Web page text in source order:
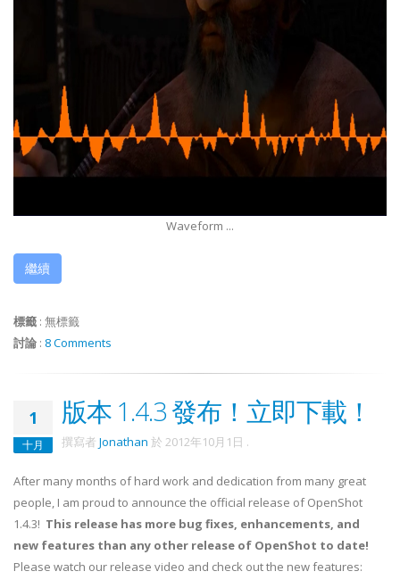
Waveform ...
繼續
標籤 : 無標籤
討論 : 8 Comments
1
十月
版本 1.4.3 發布！立即下載！
撰寫者 Jonathan 於 2012年10月1日 .
After many months of hard work and dedication from many great
people, I am proud to announce the official release of OpenShot
1.4.3! This release has more bug fixes, enhancements, and
new features than any other release of OpenShot to date!
Please watch our release video and check out the new features: